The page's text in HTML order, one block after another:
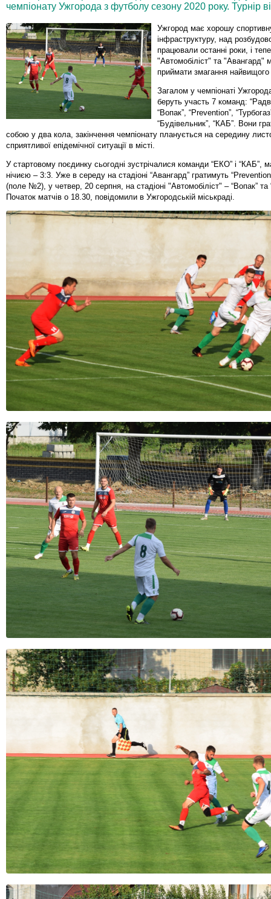
чемпіонату Ужгорода з футболу сезону 2020 року. Турнір
Ужгород має хорошу
інфраструктуру, над
працювали останні роки, і
"Автомобіліст" та "Авангард"
приймати змагання найвищого
Загалом у чемпіонаті
беруть участь 7 команд:
“Вопак”, “Prevention”,
“Будівельник”, “КАБ”. Вони
собою у два кола, закінчення чемпіонату планується на середину
сприятливої епідемічної ситуації в місті.
У стартовому поєдинку сьогодні зустрічалися команди “ЕКО” і “КАБ”,
нічиєю – 3:3. Уже в середу на стадіоні “Авангард” гратимуть
(поле №2), у четвер, 20 серпня, на стадіоні "Автомобіліст" – “Вопак” та
Початок матчів о 18.30, повідомили в Ужгородській міськраді.